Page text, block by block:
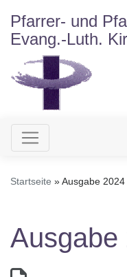
zum
Inhalt
Pfarrer- und
Evang.-Luth.
Startseite Ausgabe
Ausgabe